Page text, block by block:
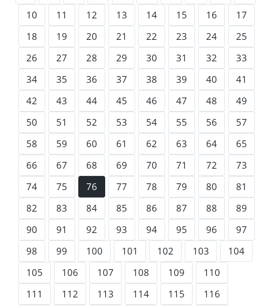
10
11 12 13 14 15 16
17
18
19 20 21 22 23 24
25
26
27 28 29 30 31 32
33
34
35 36 37 38 39 40
41
42
43 44 45 46 47 48
49
50
51 52 53 54 55 56
57
58
59 60 61 62 63 64
65
66
67 68 69 70 71 72
73
74
75 76 77 78 79 80
81
82
83 84 85 86 87 88
89
90
91 92 93 94 95 96
97
98
99 100 101 102 103
104
105
106 107 108 109
110
111
112 113 114 115
116